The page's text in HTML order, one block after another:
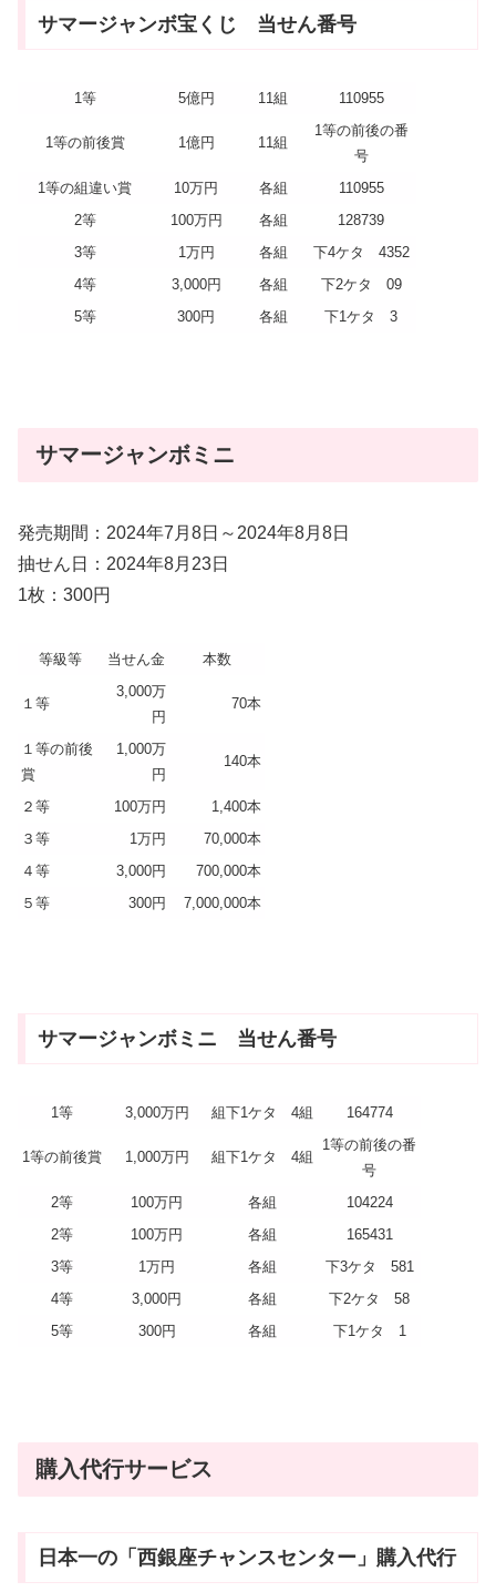
サマージャンボ宝くじ 当せん番号
1等 5億円 11組 110955
1等の前後賞 1億円 11組
1等の前後の番
号
1等の組違い賞
10万円 各組
110955
2等
100万円 各組
128739
3等
1万円 各組
下4ケタ 4352
4等
3,000円 各組
下2ケタ 09
5等
300円 各組 下1ケタ 3
サマージャンボミニ
発売期間：2024年7月8日～2024年8月8日
抽せん日：2024年8月23日
1枚：300円
等級等 当せん金 本数
１等
3,000万
円
70本
１等の前後
賞
1,000万
円
140本
２等 100万円
1,400本
３等
1万円
70,000本
４等
3,000円
700,000本
５等
300円 7,000,000本
サマージャンボミニ 当せん番号
1等 3,000万円 組下1ケタ 4組 164774
1等の前後賞 1,000万円 組下1ケタ 4組
1等の前後の番
号
2等
100万円 各組
104224
2等
100万円 各組
165431
3等
1万円 各組
下3ケタ 581
4等
3,000円 各組
下2ケタ 58
5等
300円 各組 下1ケタ 1
購入代行サービス
日本一の「西銀座チャンスセンター」購入代行